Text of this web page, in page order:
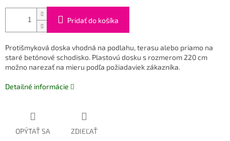
Pridať do košíka
Protišmyková doska vhodná na podlahu, terasu alebo priamo na
staré betónové schodisko. Plastovú dosku s rozmerom 220 cm
možno narezať na mieru podľa požiadaviek zákazníka.
Detailné informácie
OPÝTAŤ SA ZDIEĽAŤ